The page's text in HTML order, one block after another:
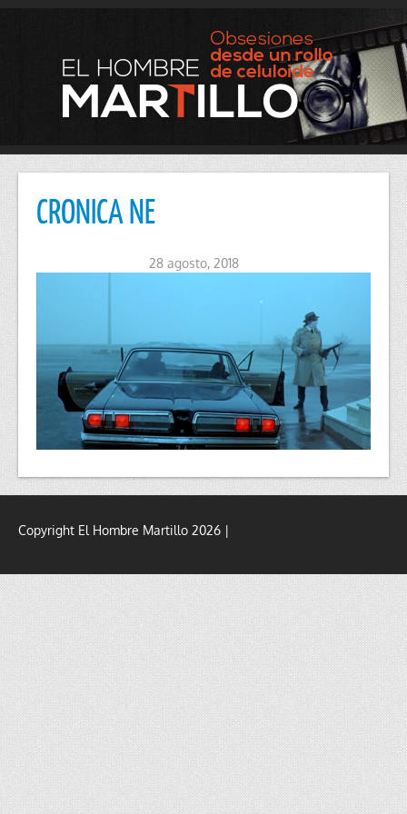
CRONICA NE
28 agosto, 2018
Copyright El Hombre Martillo 2026 |